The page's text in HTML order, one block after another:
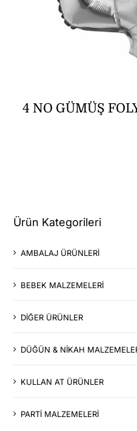
4 NO GÜMÜŞ
Ürün Kategorileri
AMBALAJ ÜRÜNLERİ
BEBEK MALZEMELERİ
DİĞER ÜRÜNLER
DÜĞÜN & NİKAH
KULLAN AT ÜRÜNLER
PARTİ MALZEMELERİ